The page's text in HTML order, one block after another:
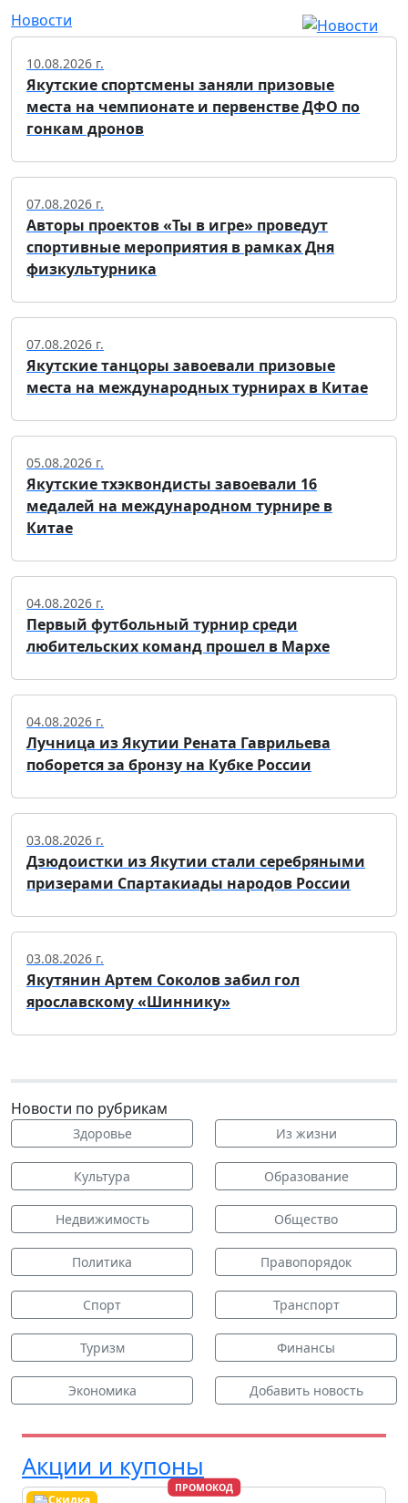
Новости
10.08.2026 г.
Якутские спортсмены заняли призовые
места на чемпионате и первенстве ДФО по
гонкам дронов
07.08.2026 г.
Авторы проектов «Ты в игре» проведут
спортивные мероприятия в рамках Дня
физкультурника
07.08.2026 г.
Якутские танцоры завоевали призовые
места на международных турнирах в Китае
05.08.2026 г.
Якутские тхэквондисты завоевали 16
медалей на международном турнире в
Китае
04.08.2026 г.
Первый футбольный турнир среди
любительских команд прошел в Мархе
04.08.2026 г.
Лучница из Якутии Рената Гаврильева
поборется за бронзу на Кубке России
03.08.2026 г.
Дзюдоистки из Якутии стали серебряными
призерами Спартакиады народов России
03.08.2026 г.
Якутянин Артем Соколов забил гол
ярославскому «Шиннику»
Новости по рубрикам
Здоровье Из жизни
Культура Образование
Недвижимость Общество
Политика Правопорядок
Спорт Транспорт
Туризм Финансы
Экономика Добавить новость
Акции и купоны
ПРОМОКОД